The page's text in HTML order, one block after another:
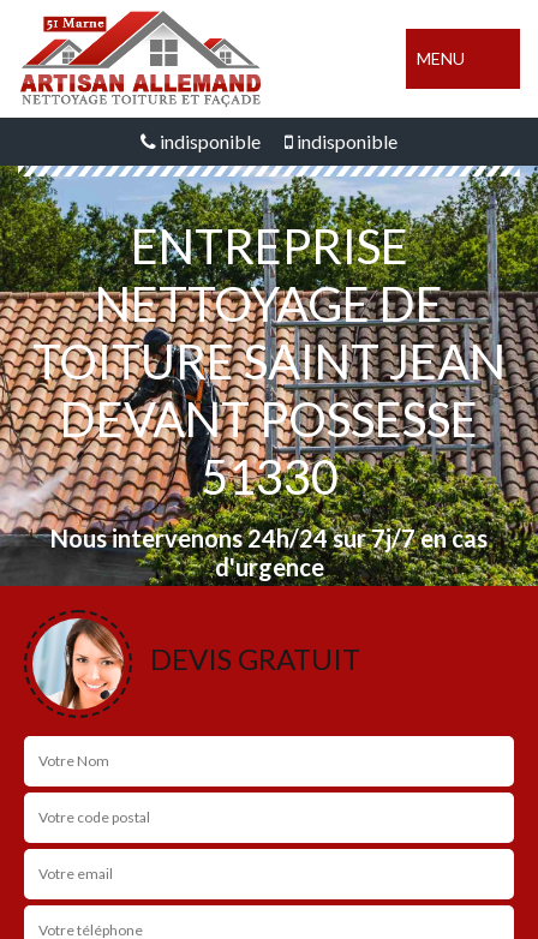
MENU
indisponible indisponible
ENTREPRISE
NETTOYAGE DE
TOITURE SAINT JEAN
DEVANT POSSESSE
51330
Nous intervenons 24h/24 sur 7j/7 en cas
d'urgence
DEVIS GRATUIT